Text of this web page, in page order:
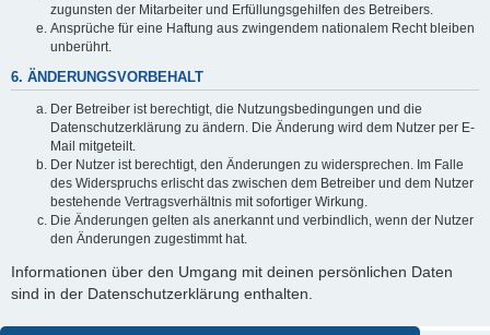
zugunsten der Mitarbeiter und Erfüllungsgehilfen des Betreibers.
Ansprüche für eine Haftung aus zwingendem nationalem Recht bleiben
unberührt.
6. ÄNDERUNGSVORBEHALT
Der Betreiber ist berechtigt, die Nutzungsbedingungen und die
Datenschutzerklärung zu ändern. Die Änderung wird dem Nutzer per E-
Mail mitgeteilt.
Der Nutzer ist berechtigt, den Änderungen zu widersprechen. Im Falle
des Widerspruchs erlischt das zwischen dem Betreiber und dem Nutzer
bestehende Vertragsverhältnis mit sofortiger Wirkung.
Die Änderungen gelten als anerkannt und verbindlich, wenn der Nutzer
den Änderungen zugestimmt hat.
Informationen über den Umgang mit deinen persönlichen Daten
sind in der Datenschutzerklärung enthalten.